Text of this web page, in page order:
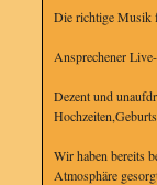
Die richtige Musik
Ansprechener
Dezent und
Wir haben bereits
Atmosphäre